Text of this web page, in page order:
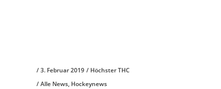
3. Februar 2019
Höchster THC
Alle News, Hockeynews